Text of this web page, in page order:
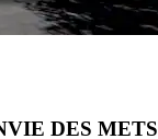
DES METS